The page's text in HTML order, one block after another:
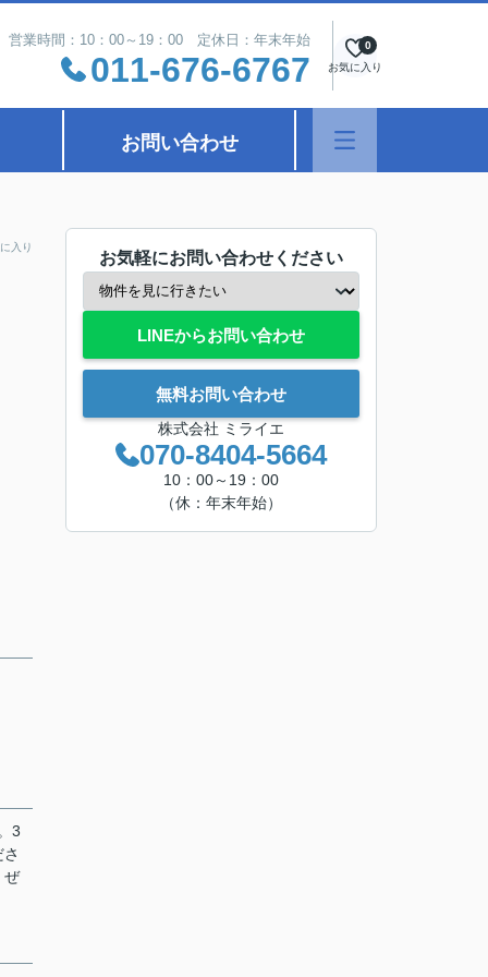
営業時間：10：00～19：00 定休日：年末年始
011-676-6767 お気に入り
0
お問い合わせ
入り
3
ぜ
お気軽にお問い合わせください
LINEからお問い合わせ
無料お問い合わせ
株式会社 ミライエ
070-8404-5664
10：00～19：00
（休：年末年始）